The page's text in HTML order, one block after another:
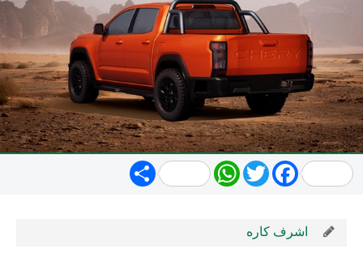
Share WhatsApp
TwitterFacebook
اشرف كاره